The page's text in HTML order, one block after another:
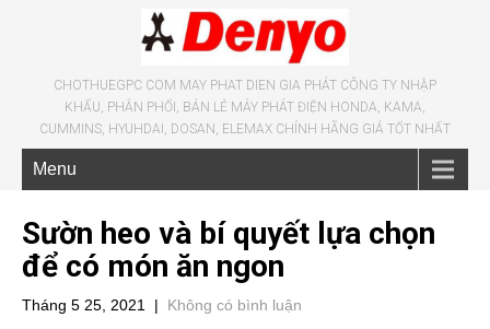
CHOTHUEGPC COM MAY PHAT DIEN GIA PHÁT CÔNG TY NHẬP
KHẨU, PHÂN PHỐI, BÁN LẺ MÁY PHÁT ĐIỆN HONDA, KAMA,
CUMMINS, HYUHDAI, DOSAN, ELEMAX CHÍNH HÃNG GIÁ TỐT NHẤT
Menu
Sườn heo và bí quyết lựa chọn
để có món ăn ngon
Tháng 5 25, 2021 | Không có bình luận